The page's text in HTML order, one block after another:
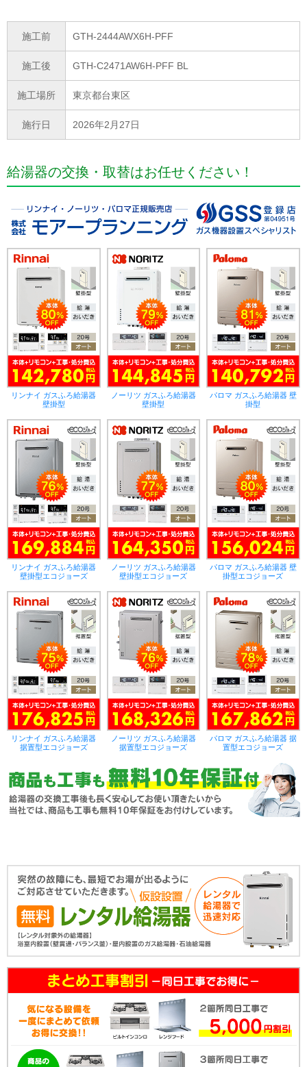
施工前 GTH-2444AWX6H-PFF
施工後 GTH-C2471AW6H-PFF BL
施工場所 東京都台東区
施行日 2026年2月27日
給湯器の交換・取替はお任せください！
リンナイ ガスふろ給湯器
壁掛型
ノーリツ ガスふろ給湯器
壁掛型
パロマ ガスふろ給湯器 壁
掛型
リンナイ ガスふろ給湯器
壁掛型エコジョーズ
ノーリツ ガスふろ給湯器
壁掛型エコジョーズ
パロマ ガスふろ給湯器 壁
掛型エコジョーズ
リンナイ ガスふろ給湯器
据置型エコジョーズ
ノーリツ ガスふろ給湯器
据置型エコジョーズ
パロマ ガスふろ給湯器 据
置型エコジョーズ